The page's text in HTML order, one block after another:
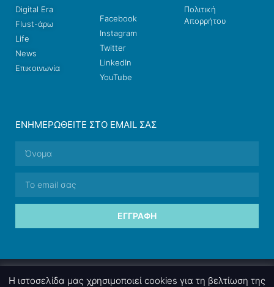
Digital Era
Flust-άρω
Life
News
Επικοινωνία
Facebook
Instagram
Twitter
LinkedIn
YouTube
Πολιτική
Απορρήτου
ΕΝΗΜΕΡΩΘΕΊΤΕ ΣΤΟ EMAIL ΣΑΣ
ΕΓΓΡΑΦΉ
Η ιστοσελίδα μας χρησιμοποιεί cookies για τη βελτίωση της